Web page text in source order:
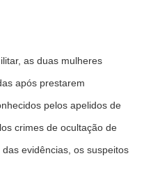
as duas mulheres
após prestarem
pelos apelidos de
crimes de ocultação de
evidências, os suspeitos